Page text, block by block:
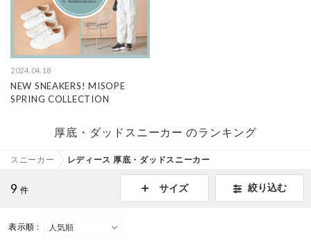
2024.04.18
NEW SNEAKERS! MISOPE
SPRING COLLECTION
厚底・ダッドスニーカー のランキング
スニーカー レディース 厚底・ダッドスニーカー
9 件 サイズ 絞り込む
表示順 :